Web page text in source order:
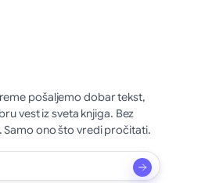
pošaljemo dobar tekst,
vest iz sveta knjiga. Bez
Samo ono što vredi pročitati.